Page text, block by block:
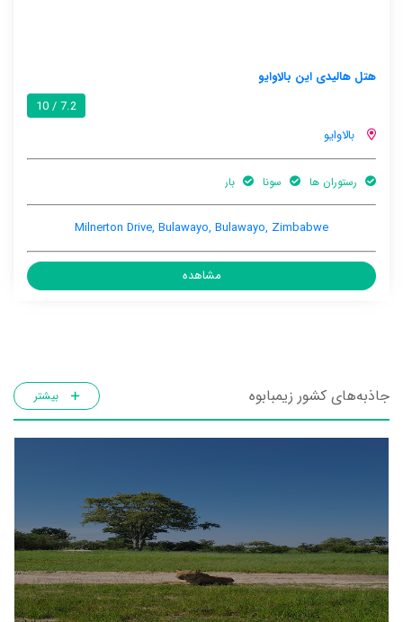
هتل هالیدی این بالاوایو
7.2 / 10
بالاوایو
رستوران ها سونا بار
Milnerton Drive, Bulawayo, Bulawayo, Zimbabwe
مشاهده
جاذبه‌های کشور زیمبابوه بیشتر